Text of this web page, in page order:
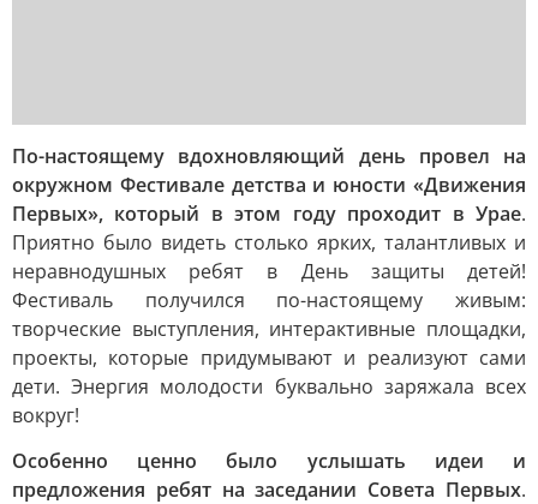
По-настоящему вдохновляющий день провел на
окружном Фестивале детства и юности «Движения
Первых», который в этом году проходит в Урае.
Приятно было видеть столько ярких, талантливых и
неравнодушных ребят в День защиты детей!
Фестиваль получился по-настоящему живым:
творческие выступления, интерактивные площадки,
проекты, которые придумывают и реализуют сами
дети. Энергия молодости буквально заряжала всех
вокруг!
Особенно ценно было услышать идеи и
предложения ребят на заседании Совета Первых.